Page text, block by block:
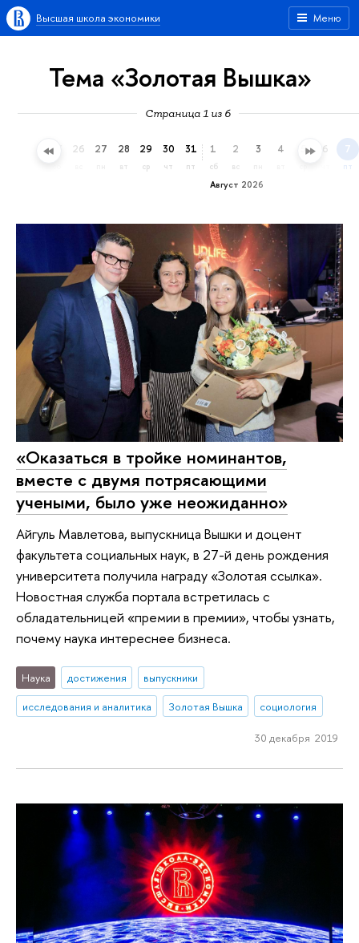
Меню
Высшая школа экономики
Тема «Золотая Вышка»
Страница 1 из 6
25 26 27 28
вт
29
ср
30
чт
31
пт
Август 2026
1
сб
2
вс
3 4 5 6 7
пт
«Оказаться в тройке номинантов,
вместе с двумя потрясающими
учеными, было уже неожиданно»
Айгуль Мавлетова, выпускница Вышки и доцент
факультета социальных наук, в 27-й день рождения
университета получила награду «Золотая ссылка».
Новостная служба портала встретилась с
обладательницей «премии в премии», чтобы узнать,
почему наука интереснее бизнеса.
Наука достижения
выпускники
исследования и аналитика
Золотая Вышка социология
30 декабря 2019